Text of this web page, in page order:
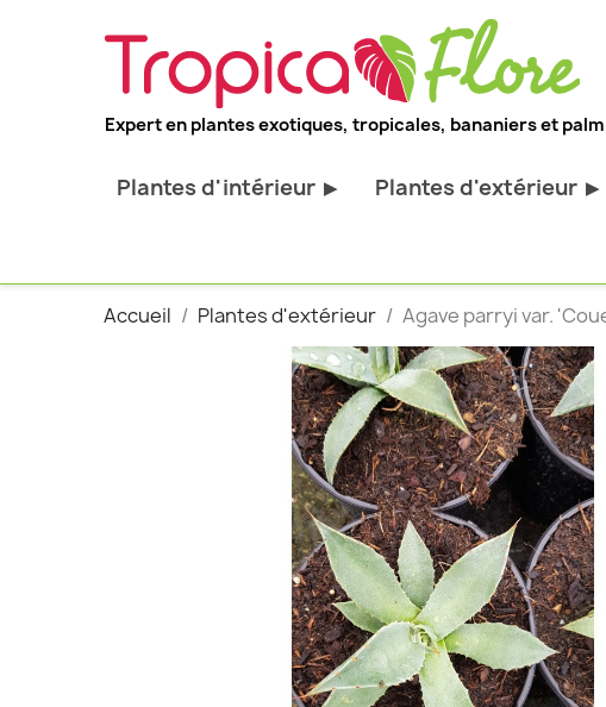
Expert en plantes exotiques, tropicales, bananiers et
Plantes d'intérieur ▶
Plantes pour bureau
Palmier d'intérieur
Cactus & Succulentes
Sujets d'exception
Plantes d'extérieur ▶
Toutes les plantes
Bananiers
Palmiers rustiques
Orchidées rustiques
Plantes et arbustes
décoratif
Plantes grimpantes
Fourgères
Bambous et
Accueil Plantes d'extérieur Agave parryi var.